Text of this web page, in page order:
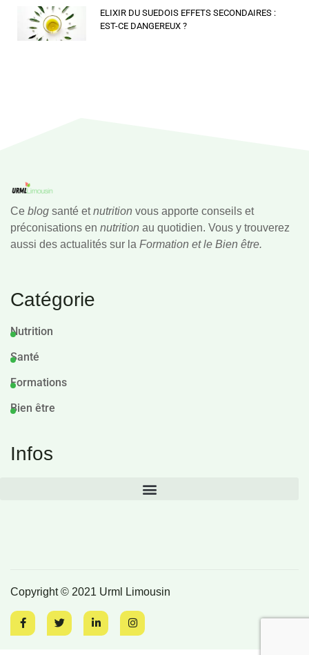
ELIXIR DU SUEDOIS EFFETS SECONDAIRES :
EST-CE DANGEREUX ?
Ce blog santé etnutrition vous apporte conseils et
préconisations en nutrition au quotidien. Vous y trouverez
aussi des actualités sur la Formation et le Bien être.
Catégorie
Nutrition
Santé
Formations
Bien être
Infos
Copyright © 2021 Urml Limousin